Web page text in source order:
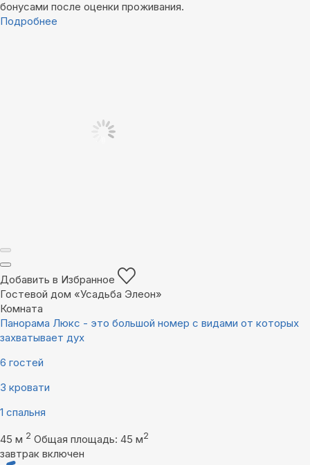
бонусами после оценки проживания.
Подробнее
Добавить в Избранное
Гостевой дом «Усадьба Элеон»
Комната
Панорама Люкс - это большой номер с видами от которых
захватывает дух
6 гостей
3 кровати
1 спальня
45 м 2 Общая площадь: 45 м2
завтрак включен